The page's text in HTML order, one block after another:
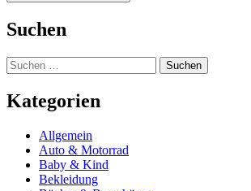
Suchen
Suchen
nach:
Kategorien
Allgemein
Auto & Motorrad
Baby & Kind
Bekleidung